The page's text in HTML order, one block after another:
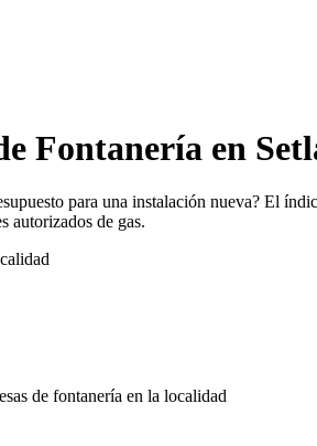
Fontanería en
para una instalación nueva? El
autorizados de gas.
de fontanería en la localidad